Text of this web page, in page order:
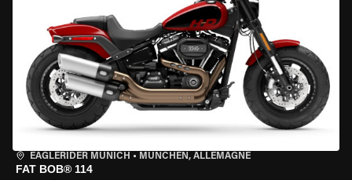
EAGLERIDER MUNICH • MÜNCHEN, ALLEMAGNE
FAT BOB® 114